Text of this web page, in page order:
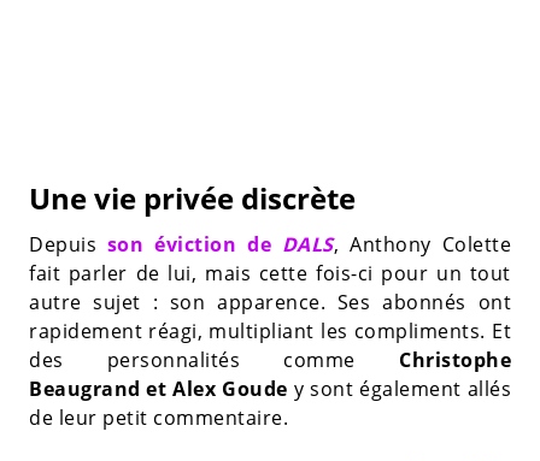
Une vie privée discrète
Depuis son éviction de DALS, Anthony Colette
fait parler de lui, mais cette fois-ci pour un tout
autre sujet : son apparence. Ses abonnés ont
rapidement réagi, multipliant les compliments. Et
des personnalités comme Christophe
Beaugrand et Alex Goude y sont également allés
de leur petit commentaire.